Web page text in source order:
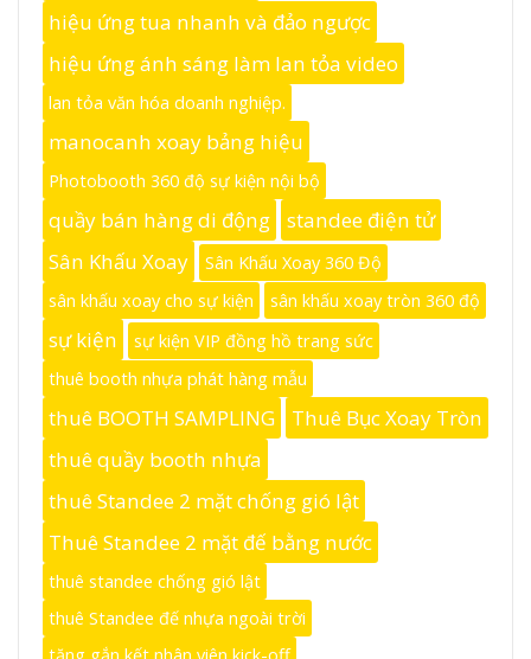
hiệu ứng tua nhanh và đảo ngược
hiệu ứng ánh sáng làm lan tỏa video
lan tỏa văn hóa doanh nghiệp.
manocanh xoay bảng hiệu
Photobooth 360 độ sự kiện nội bộ
quầy bán hàng di động
standee điện tử
Sân Khấu Xoay
Sân Khấu Xoay 360 Độ
sân khấu xoay cho sự kiện
sân khấu xoay tròn 360 độ
sự kiện
sự kiện VIP đồng hồ trang sức
thuê booth nhựa phát hàng mẫu
thuê BOOTH SAMPLING
Thuê Bục Xoay Tròn
thuê quầy booth nhựa
thuê Standee 2 mặt chống gió lật
Thuê Standee 2 mặt đế bằng nước
thuê standee chống gió lật
thuê Standee đế nhựa ngoài trời